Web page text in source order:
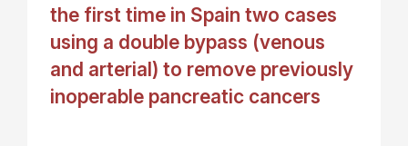
the first time in Spain two cases
using a double bypass (venous
and arterial) to remove previously
inoperable pancreatic cancers